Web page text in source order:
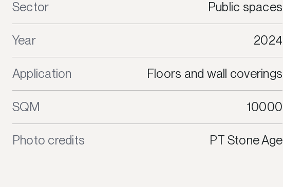
Sector Public spaces
Year 2024
Application Floors and wall coverings
SQM 10000
Photo credits PT Stone Age